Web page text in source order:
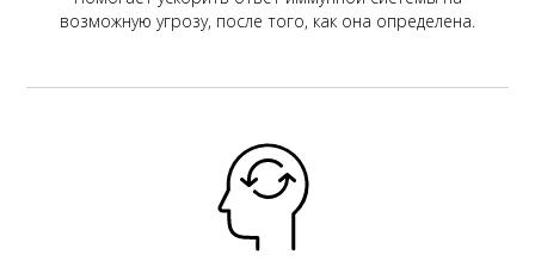
возможную угрозу, после того, как она определена.